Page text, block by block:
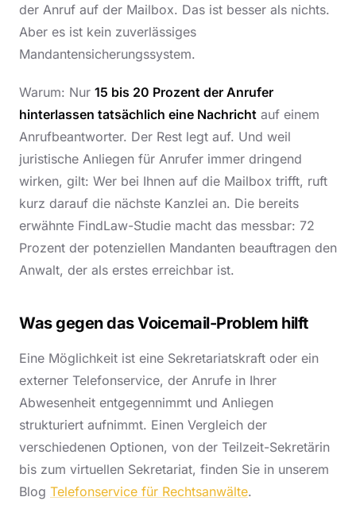
der Anruf auf der Mailbox. Das ist besser als nichts.
Aber es ist kein zuverlässiges
Mandantensicherungssystem.
Warum: Nur 15 bis 20 Prozent der Anrufer
hinterlassen tatsächlich eine Nachricht auf einem
Anrufbeantworter. Der Rest legt auf. Und weil
juristische Anliegen für Anrufer immer dringend
wirken, gilt: Wer bei Ihnen auf die Mailbox trifft, ruft
kurz darauf die nächste Kanzlei an. Die bereits
erwähnte FindLaw-Studie macht das messbar: 72
Prozent der potenziellen Mandanten beauftragen den
Anwalt, der als erstes erreichbar ist.
Was gegen das Voicemail-Problem hilft
Eine Möglichkeit ist eine Sekretariatskraft oder ein
externer Telefonservice, der Anrufe in Ihrer
Abwesenheit entgegennimmt und Anliegen
strukturiert aufnimmt. Einen Vergleich der
verschiedenen Optionen, von der Teilzeit-Sekretärin
bis zum virtuellen Sekretariat, finden Sie in unserem
Blog Telefonservice für Rechtsanwälte.